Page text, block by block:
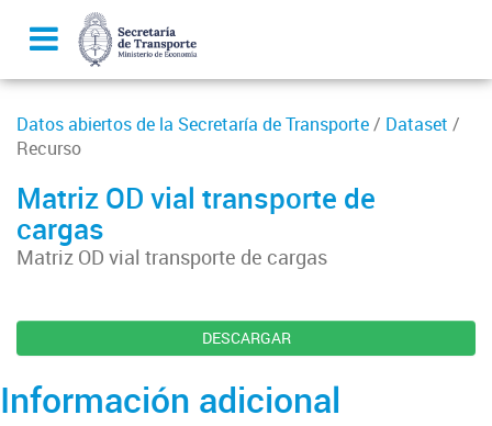
Datos abiertos de la Secretaría de Transporte/ Dataset /
Recurso
Matriz OD vial transporte de
cargas
Matriz OD vial transporte de cargas
DESCARGAR
Información adicional